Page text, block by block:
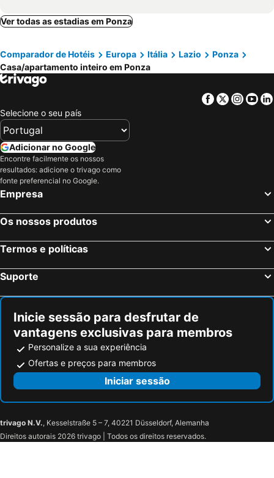
Ver todas as estadias em Ponza
Comparador de Hotéis Europa Itália Lazio
Ponza
Casa/apartamento inteiro em Ponza
Facebook
Twitter
Selecione o seu país
Adicionar no Google
Encontre facilmente os nossos
resultados: adicione o trivago como
fonte preferencial no Google.
Empresa
Os nossos produtos
Termos e políticas
Suporte
Inicie sessão para desfrutar de
vantagens exclusivas para membros
Personalize a sua experiência
Ofertas e preços para membros
Iniciar sessão
trivago N.V., Kesselstraße 5 – 7, 40221 Düsseldorf, Alemanha
Direitos autorais 2026 trivago | Todos os direitos reservados.